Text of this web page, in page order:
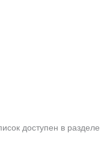
доступен в